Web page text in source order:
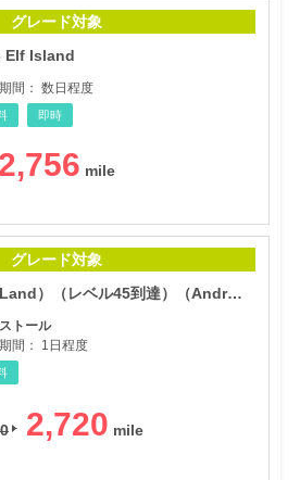
グレード対象
Elf Island
間： 数日程度
即時
2,756
グレード対象
実りの地（Harvest Land）（レベル45到達）（Android）
トール
間：
1日程度
2,720